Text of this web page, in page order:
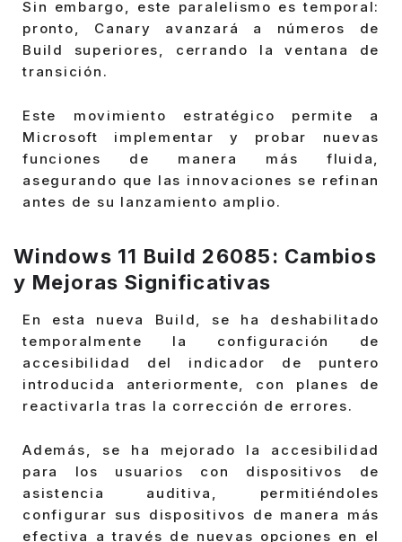
Sin embargo, este paralelismo es temporal:
pronto, Canary avanzará a números de
Build superiores, cerrando la ventana de
transición.
Este movimiento estratégico permite a
Microsoft implementar y probar nuevas
funciones de manera más fluida,
asegurando que las innovaciones se refinan
antes de su lanzamiento amplio.
Windows 11 Build 26085: Cambios
y Mejoras Significativas
En esta nueva Build, se ha deshabilitado
temporalmente la configuración de
accesibilidad del indicador de puntero
introducida anteriormente, con planes de
reactivarla tras la corrección de errores.
Además, se ha mejorado la accesibilidad
para los usuarios con dispositivos de
asistencia auditiva, permitiéndoles
configurar sus dispositivos de manera más
efectiva a través de nuevas opciones en el